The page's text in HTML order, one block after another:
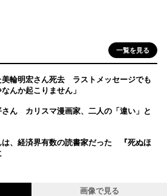
一覧を見る
美輪明宏さん死去 ラストメッセージでも
んか起こりません」
ん カリスマ漫画家、二人の「違い」と
は、経済界有数の読書家だった 『死ぬほ
画像で見る